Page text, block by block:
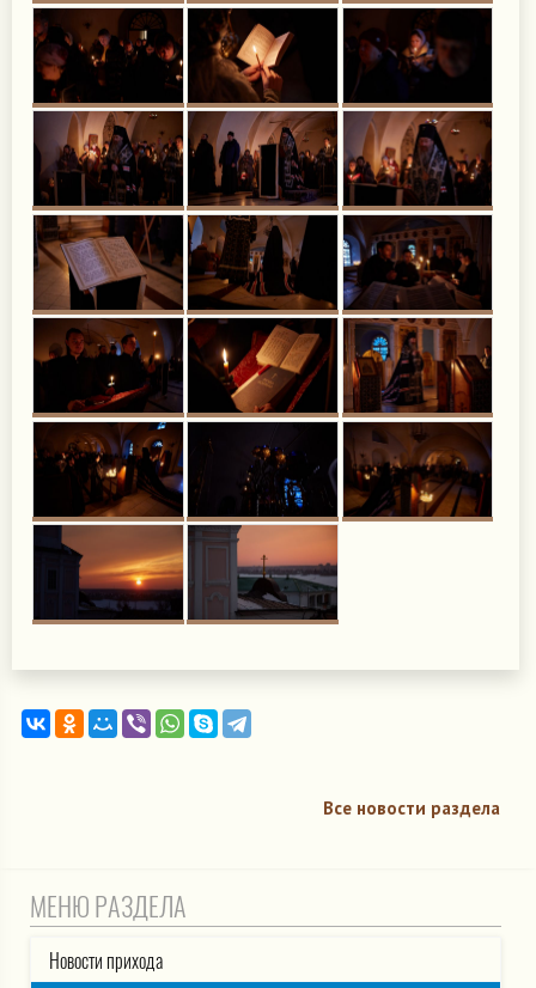
Все новости раздела
МЕНЮ РАЗДЕЛА
Новости прихода